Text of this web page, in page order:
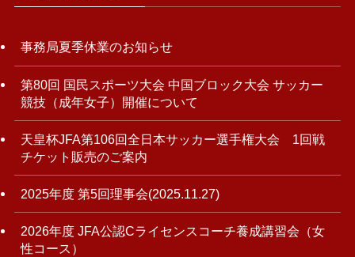
事務局夏季休業のお知らせ
第80回 国民スポーツ大会 中国ブロック大会 サッカー
競技（成年女子）開催について
天皇杯JFA第106回全日本サッカー選手権大会 1回戦
チケット販売のご案内
2025年度 第5回理事会(2025.11.27)
2026年度 JFA公認Cライセンスコーチ養成講習会（女
性コース）